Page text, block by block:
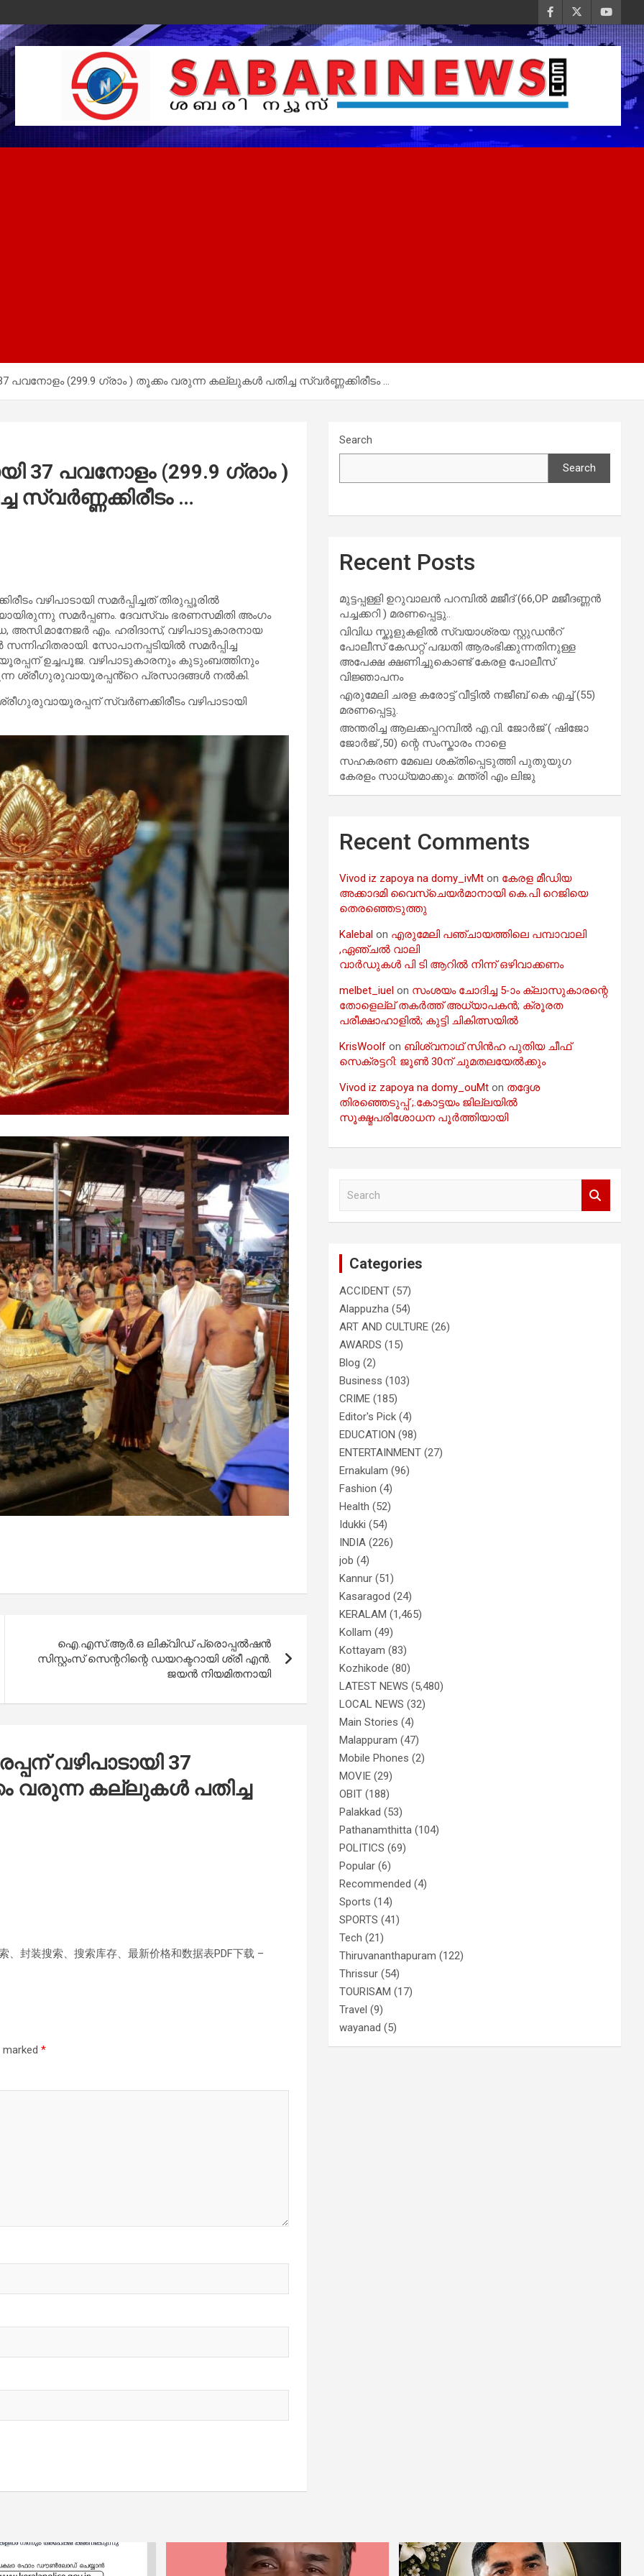
പവനോളം (299.9 ഗ്രാം ) തൂക്കം വരുന്ന കല്ലുകൾ പതിച്ച സ്വർണ്ണക്കിരീടം …
37 പവനോളം (299.9 ഗ്രാം )
…
വഴിപാടായി സമർപ്പിച്ചത് തിരുപ്പൂരിൽ
സമർപ്പണം. ദേവസ്വം ഭരണസമിതി അംഗം
അസി.മാനേജർ എം. ഹരിദാസ്, വഴിപാടുകാരനായ
സോപാനപ്പടിയിൽ സമർപ്പിച്ച
ഉച്ചപൂജ. വഴിപാടുകാരനും കുടുംബത്തിനും
ശ്രീഗുരുവായൂരപ്പൻ്റെ പ്രസാദങ്ങൾ നൽകി.
സ്വർണക്കിരീടം വഴിപാടായി
ഐ.എസ്.ആർ.ഒ ലിക്വിഡ് പ്രൊപ്പൽഷൻ
സിസ്റ്റംസ് സെന്ററിന്റെ ഡയറക്ടറായി ശ്രീ എൻ.
ജയൻ നിയമിതനായി
വഴിപാടായി 37
വരുന്ന കല്ലുകൾ പതിച്ച
、封装搜索、搜索库存、最新价格和数据表PDF下载 –
marked *
Search
Search
Recent Posts
മുട്ടപ്പള്ളി ഉറുവാലൻ പറമ്പിൽ മജീദ് (66,OP മജീദണ്ണൻ
പച്ചക്കറി ) മരണപ്പെട്ടു..
വിവിധ സ്കൂളുകളില്‍ സ്വയാശ്രയ സ്റ്റുഡന്‍റ്
പോലീസ് കേഡറ്റ് പദ്ധതി ആരംഭിക്കുന്നതിനുള്ള
അപേക്ഷ ക്ഷണിച്ചുകൊണ്ട് കേരള പോലീസ്
വിജ്ഞാപനം
എരുമേലി ചരള കരോട്ട് വീട്ടിൽ നജീബ് കെ എച്ച് (55)
മരണപ്പെട്ടു.
അന്തരിച്ച ആ​ല​ക്ക​പ്പ​റമ്പിൽ​ എ.​വി. ജോ​ർ​ജ് ( ഷിജോ
ജോർജ് ,50) ന്റെ സംസ്കാരം നാളെ
സഹകരണ മേഖല ശക്തിപ്പെടുത്തി പുതുയുഗ
കേരളം സാധ്യമാക്കും: മന്ത്രി എം ലിജു
Recent Comments
Vivod iz zapoya na domy_ivMt on കേരള മീഡിയ
അക്കാദമി വൈസ്ചെയർമാനായി കെ.പി റെജിയെ
തെരഞ്ഞെടുത്തു
Kalebal on എരുമേലി പഞ്ചായത്തിലെ പമ്പാവാലി
,ഏഞ്ചൽ വാലി
വാർഡുകൾ പി ടി ആറിൽ നിന്ന് ഒഴിവാക്കണം
melbet_iuel on സംശയം ചോദിച്ച 5-ാം ക്ലാസുകാരന്റെ
തോളെല്ല് തകർത്ത് അധ്യാപകൻ; ക്രൂരത
പരീക്ഷാഹാളിൽ; കുട്ടി ചികിത്സയിൽ
KrisWoolf on ബിശ്വനാഥ് സിൻഹ പുതിയ ചീഫ്
സെക്രട്ടറി: ജൂൺ 30ന് ചുമതലയേൽക്കും
Vivod iz zapoya na domy_ouMt on തദ്ദേശ
തിരഞ്ഞെടുപ്പ് ;.കോട്ടയം ജില്ലയിൽ
സൂക്ഷ്മപരിശോധന പൂർത്തിയായി
Categories
ACCIDENT (57)
Alappuzha (54)
ART AND CULTURE (26)
AWARDS (15)
Blog (2)
Business (103)
CRIME (185)
Editor's Pick (4)
EDUCATION (98)
ENTERTAINMENT (27)
Ernakulam (96)
Fashion (4)
Health (52)
Idukki (54)
INDIA (226)
job (4)
Kannur (51)
Kasaragod (24)
KERALAM (1,465)
Kollam (49)
Kottayam (83)
Kozhikode (80)
LATEST NEWS (5,480)
LOCAL NEWS (32)
Main Stories (4)
Malappuram (47)
Mobile Phones (2)
MOVIE (29)
OBIT (188)
Palakkad (53)
Pathanamthitta (104)
POLITICS (69)
Popular (6)
Recommended (4)
Sports (14)
SPORTS (41)
Tech (21)
Thiruvananthapuram (122)
Thrissur (54)
TOURISAM (17)
Travel (9)
wayanad (5)